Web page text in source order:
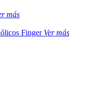
más
Finger Ver más